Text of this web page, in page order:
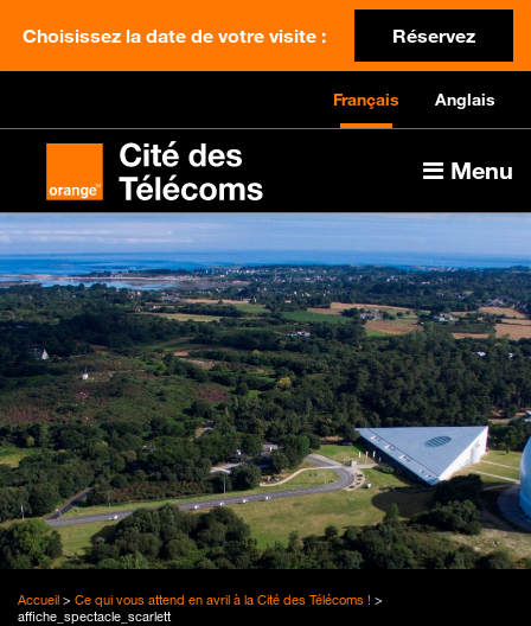
Choisissez la date de votre visite : Réservez
Français Anglais
Menu
Accueil > Ce qui vous attend en avril à la Cité des Télécoms ! >
affiche_spectacle_scarlett